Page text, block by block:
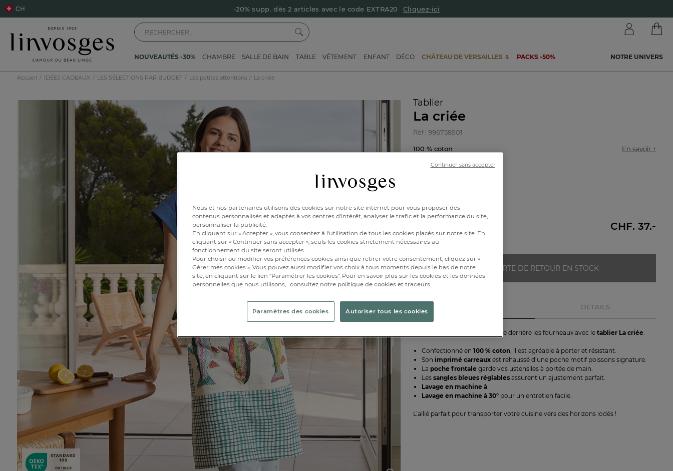
-20% supp. dès 2 articles avec le code EXTRA20 Cliquez-ici
CH
NOUVEAUTÉS -30% CHAMBRE SALLE DE BAIN TABLE VÊTEMENT ENFANT DÉCO CHÂTEAU DE VERSAILLES 🌷 PACKS -50% NOTRE UNIVERS
Accueil IDÉES CADEAUX LES SÉLECTIONS PAR BUDGET Les petites attentions La criée
Tablier
La criée
Réf : 996758901
100 % coton En savoir +
65x90cm
CHF. 37.-
ALERTE DE RETOUR EN STOCK
DÉTAILS
Affichez un esprit marin jusque derrière les fourneaux avec letablier La criée.
Confectionné en100 % coton, il est agréable à porter et résistant.
Sonimprimé carreaux est rehaussé d’une poche motif poissons signature.
La poche frontale garde vos ustensiles à portée de main.
Lessangles bleues réglables assurent un ajustement parfait.
Lavage en machine à
Lavage en machine à 30° pour un entretien facile.
L’allié parfait pour transporter votre cuisine vers des horizons iodés !
Nous et nos partenaires utilisons des cookies sur notre site internet pour vous proposer des
contenus personnalisés et adaptés à vos centres d’intérêt, analyser le trafic et la performance du site,
personnaliser la publicité.
En cliquant sur « Accepter », vous consentez à l'utilisation de tous les cookies placés sur notre site. En
cliquant sur « Continuer sans accepter », seuls les cookies strictement nécessaires au
fonctionnement du site seront utilisés.
Pour choisir ou modifier vos préférences cookies ainsi que retirer votre consentement, cliquez sur «
Gérer mes cookies ». Vous pouvez aussi modifier vos choix à tous moments depuis le bas de notre
site, en cliquant sur le lien "Paramétrer les cookies". Pour en savoir plus sur les cookies et les données
personnelles que nous utilisons,
consultez notre politique de cookies et traceurs.
Paramètres des cookies Autoriser tous les cookies
Continuer sans accepter